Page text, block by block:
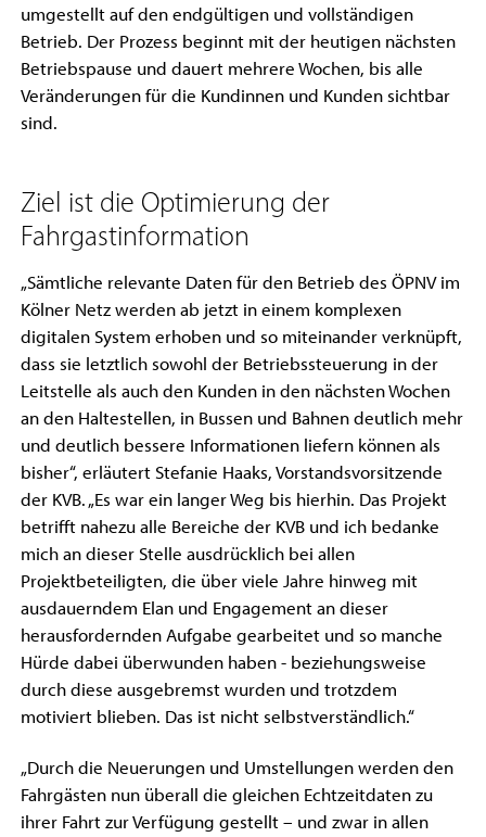
umgestellt auf den endgültigen und vollständigen
Betrieb. Der Prozess beginnt mit der heutigen nächsten
Betriebspause und dauert mehrere Wochen, bis alle
Veränderungen für die Kundinnen und Kunden sichtbar
sind.
Ziel ist die Optimierung der
Fahrgastinformation
„Sämtliche relevante Daten für den Betrieb des ÖPNV im
Kölner Netz werden ab jetzt in einem komplexen
digitalen System erhoben und so miteinander verknüpft,
dass sie letztlich sowohl der Betriebssteuerung in der
Leitstelle als auch den Kunden in den nächsten Wochen
an den Haltestellen, in Bussen und Bahnen deutlich mehr
und deutlich bessere Informationen liefern können als
bisher“, erläutert Stefanie Haaks, Vorstandsvorsitzende
der KVB. „Es war ein langer Weg bis hierhin. Das Projekt
betrifft nahezu alle Bereiche der KVB und ich bedanke
mich an dieser Stelle ausdrücklich bei allen
Projektbeteiligten, die über viele Jahre hinweg mit
ausdauerndem Elan und Engagement an dieser
herausfordernden Aufgabe gearbeitet und so manche
Hürde dabei überwunden haben - beziehungsweise
durch diese ausgebremst wurden und trotzdem
motiviert blieben. Das ist nicht selbstverständlich.“
„Durch die Neuerungen und Umstellungen werden den
Fahrgästen nun überall die gleichen Echtzeitdaten zu
ihrer Fahrt zur Verfügung gestellt – und zwar in allen